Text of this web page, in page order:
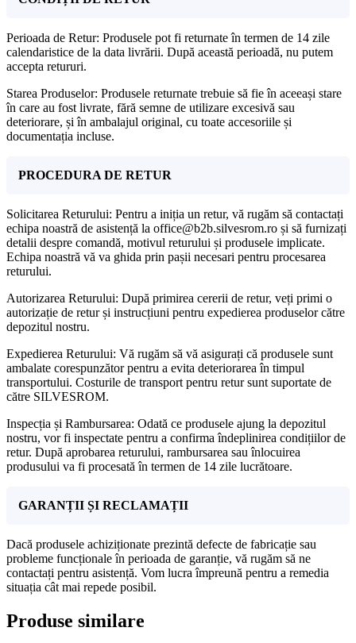
Perioada de Retur: Produsele pot fi returnate în termen de 14 zile
calendaristice de la data livrării. După această perioadă, nu putem
accepta retururi.
Starea Produselor: Produsele returnate trebuie să fie în aceeași stare
în care au fost livrate, fără semne de utilizare excesivă sau
deteriorare, și în ambalajul original, cu toate accesoriile și
documentația incluse.
PROCEDURA DE RETUR
Solicitarea Returului: Pentru a iniția un retur, vă rugăm să contactați
echipa noastră de asistență la office@b2b.silvesrom.ro și să furnizați
detalii despre comandă, motivul returului și produsele implicate.
Echipa noastră vă va ghida prin pașii necesari pentru procesarea
returului.
Autorizarea Returului: După primirea cererii de retur, veți primi o
autorizație de retur și instrucțiuni pentru expedierea produselor către
depozitul nostru.
Expedierea Returului: Vă rugăm să vă asigurați că produsele sunt
ambalate corespunzător pentru a evita deteriorarea în timpul
transportului. Costurile de transport pentru retur sunt suportate de
către SILVESROM.
Inspecția și Rambursarea: Odată ce produsele ajung la depozitul
nostru, vor fi inspectate pentru a confirma îndeplinirea condițiilor de
retur. După aprobarea returului, rambursarea sau înlocuirea
produsului va fi procesată în termen de 14 zile lucrătoare.
GARANȚII ȘI RECLAMAȚII
Dacă produsele achiziționate prezintă defecte de fabricație sau
probleme funcționale în perioada de garanție, vă rugăm să ne
contactați pentru asistență. Vom lucra împreună pentru a remedia
situația cât mai repede posibil.
Produse similare